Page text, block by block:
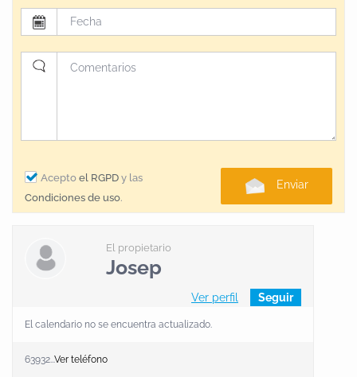
Acepto el RGPD y las
Condiciones de uso.
Enviar
El propietario
Josep
Ver perfil Seguir
El calendario no se encuentra actualizado.
63932... Ver teléfono